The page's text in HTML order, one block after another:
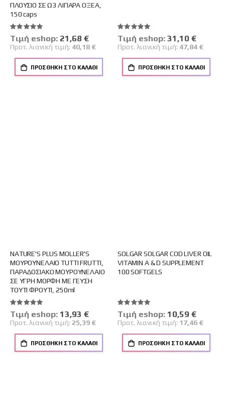
ΠΛΟΥΣΙΟ ΣΕ Ω3 ΛΙΠΑΡΑ ΟΞΕΑ,
150 caps
Βαθμολογία:
100%
Tιμή eshop: Ειδική
Τιμή
21,68 €
Προτ. λιανική τιμή: 40,18 €
ΠΡΟΣΘΉΚΗ ΣΤΟ ΚΑΛΆΘΙ
Βαθμολογία:
100%
Tιμή eshop: Ειδική
Τιμή
31,10 €
Προτ. λιανική τιμή: 47,84 €
ΠΡΟΣΘΉΚΗ ΣΤΟ ΚΑΛΆΘΙ
NATURE'S PLUS MOLLER'S
ΜΟΥΡΟΥΝΕΛΑΙΟ TUTTI FRUTTI,
ΠΑΡΑΔΟΣΙΑΚΟ ΜΟΥΡΟΥΝΕΛΑΙΟ
ΣΕ ΥΓΡΗ ΜΟΡΦΗ ΜΕ ΓΕΥΣΗ
ΤΟΥΤΙ ΦΡΟΥΤΙ, 250ml
Βαθμολογία:
100%
Tιμή eshop: Ειδική
Τιμή
13,93 €
Προτ. λιανική τιμή: 25,39 €
ΠΡΟΣΘΉΚΗ ΣΤΟ ΚΑΛΆΘΙ
SOLGAR SOLGAR COD LIVER OIL
VITAMIN A & D SUPPLEMENT
100 SOFTGELS
Βαθμολογία:
100%
Tιμή eshop: Ειδική
Τιμή
10,59 €
Προτ. λιανική τιμή: 17,46 €
ΠΡΟΣΘΉΚΗ ΣΤΟ ΚΑΛΆΘΙ